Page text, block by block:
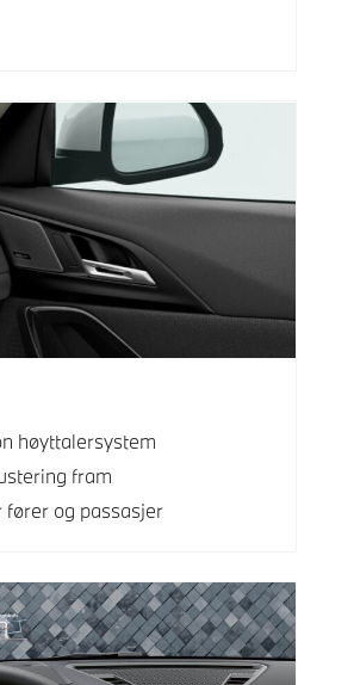
høyttalersystem
fram
fører og passasjer